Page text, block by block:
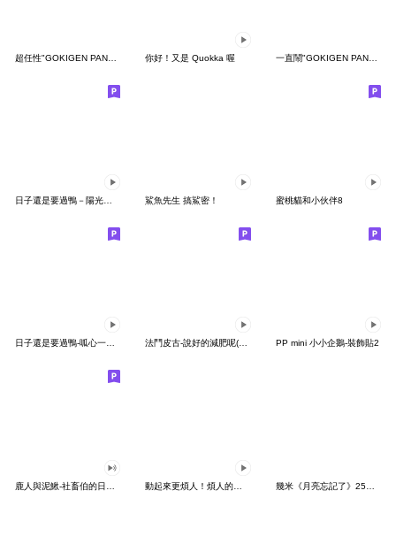
你好！又是 Quokka 喔 一直鬧"GOKIGEN PANDA" 台灣版
鯊魚先生 搞鯊密！ 蜜桃貓和小伙伴8
日子還是要過鴨-呱心一下鴨 法鬥皮古-說好的減肥呢(第15彈) PP mini 小小企鵝-裝飾貼2
幾米《月亮忘記了》25周年 x 晴天P莉